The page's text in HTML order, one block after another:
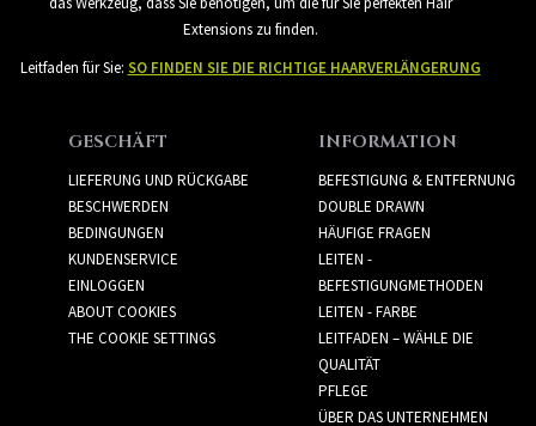
Extensions zu finden.
Leitfaden für Sie: SO FINDEN SIE DIE RICHTIGE HAARVERLÄNGERUNG
GESCHÄFT
LIEFERUNG UND RÜCKGABE
BESCHWERDEN
BEDINGUNGEN
KUNDENSERVICE
EINLOGGEN
ABOUT COOKIES
THE COOKIE SETTINGS
INFORMATION
BEFESTIGUNG & ENTFERNUNG
DOUBLE DRAWN
HÄUFIGE FRAGEN
LEITEN -
BEFESTIGUNGMETHODEN
LEITEN - FARBE
LEITFADEN – WÄHLE DIE
QUALITÄT
PFLEGE
ÜBER DAS UNTERNEHMEN